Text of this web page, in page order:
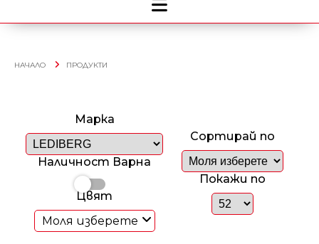
НАЧАЛО ПРОДУКТИ
Марка
Наличност Варна
Цвят
Моля изберете
Сортирай по
Покажи по